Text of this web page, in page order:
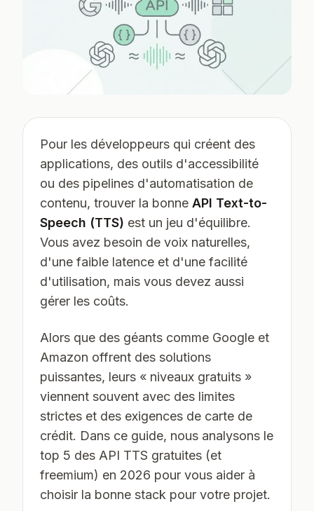
Pour les développeurs qui créent des
applications, des outils d'accessibilité
ou des pipelines d'automatisation de
contenu, trouver la bonne API Text-to-
Speech (TTS) est un jeu d'équilibre.
Vous avez besoin de voix naturelles,
d'une faible latence et d'une facilité
d'utilisation, mais vous devez aussi
gérer les coûts.
Alors que des géants comme Google et
Amazon offrent des solutions
puissantes, leurs « niveaux gratuits »
viennent souvent avec des limites
strictes et des exigences de carte de
crédit. Dans ce guide, nous analysons le
top 5 des API TTS gratuites (et
freemium) en 2026 pour vous aider à
choisir la bonne stack pour votre projet.